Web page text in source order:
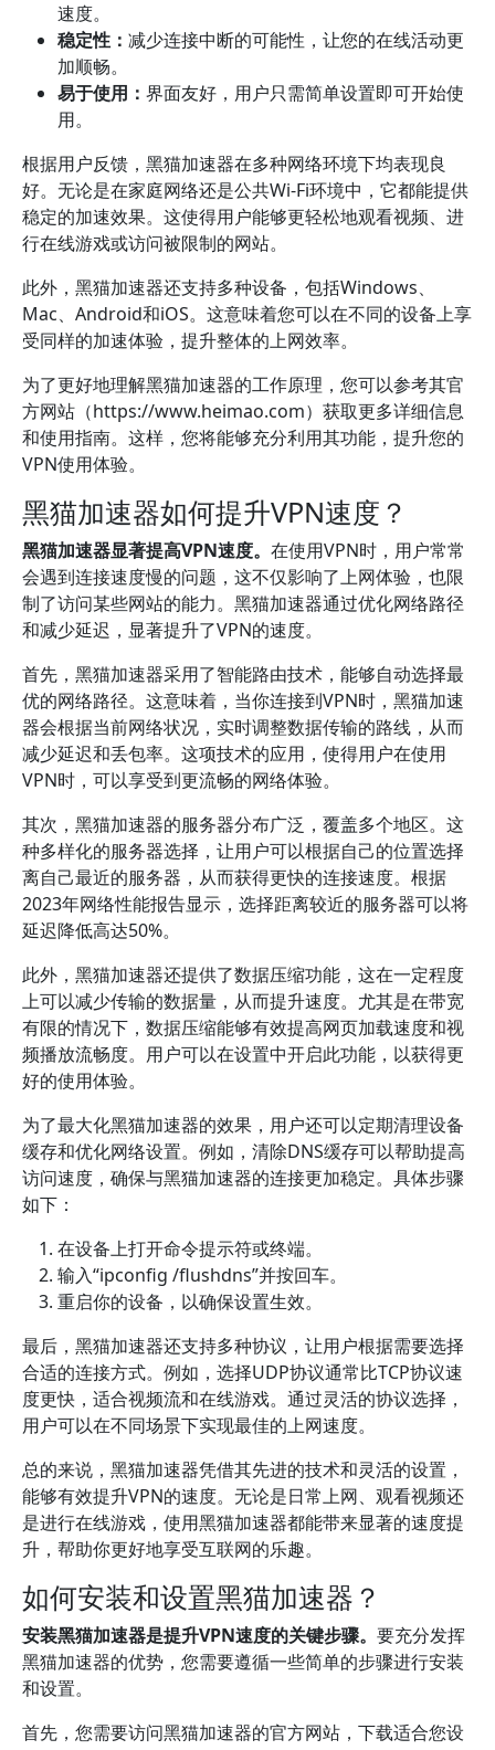
速度。
稳定性： 减少连接中断的可能性，让您的在线活动更
加顺畅。
易于使用： 界面友好，用户只需简单设置即可开始使
用。
根据用户反馈，黑猫加速器在多种网络环境下均表现良
好。无论是在家庭网络还是公共Wi-Fi环境中，它都能提供
稳定的加速效果。这使得用户能够更轻松地观看视频、进
行在线游戏或访问被限制的网站。
此外，黑猫加速器还支持多种设备，包括Windows、
Mac、Android和iOS。这意味着您可以在不同的设备上享
受同样的加速体验，提升整体的上网效率。
为了更好地理解黑猫加速器的工作原理，您可以参考其官
方网站（https://www.heimao.com）获取更多详细信息
和使用指南。这样，您将能够充分利用其功能，提升您的
VPN使用体验。
黑猫加速器如何提升VPN速度？
黑猫加速器显著提高VPN速度。 在使用VPN时，用户常常
会遇到连接速度慢的问题，这不仅影响了上网体验，也限
制了访问某些网站的能力。黑猫加速器通过优化网络路径
和减少延迟，显著提升了VPN的速度。
首先，黑猫加速器采用了智能路由技术，能够自动选择最
优的网络路径。这意味着，当你连接到VPN时，黑猫加速
器会根据当前网络状况，实时调整数据传输的路线，从而
减少延迟和丢包率。这项技术的应用，使得用户在使用
VPN时，可以享受到更流畅的网络体验。
其次，黑猫加速器的服务器分布广泛，覆盖多个地区。这
种多样化的服务器选择，让用户可以根据自己的位置选择
离自己最近的服务器，从而获得更快的连接速度。根据
2023年网络性能报告显示，选择距离较近的服务器可以将
延迟降低高达50%。
此外，黑猫加速器还提供了数据压缩功能，这在一定程度
上可以减少传输的数据量，从而提升速度。尤其是在带宽
有限的情况下，数据压缩能够有效提高网页加载速度和视
频播放流畅度。用户可以在设置中开启此功能，以获得更
好的使用体验。
为了最大化黑猫加速器的效果，用户还可以定期清理设备
缓存和优化网络设置。例如，清除DNS缓存可以帮助提高
访问速度，确保与黑猫加速器的连接更加稳定。具体步骤
如下：
在设备上打开命令提示符或终端。
输入“ipconfig /flushdns”并按回车。
重启你的设备，以确保设置生效。
最后，黑猫加速器还支持多种协议，让用户根据需要选择
合适的连接方式。例如，选择UDP协议通常比TCP协议速
度更快，适合视频流和在线游戏。通过灵活的协议选择，
用户可以在不同场景下实现最佳的上网速度。
总的来说，黑猫加速器凭借其先进的技术和灵活的设置，
能够有效提升VPN的速度。无论是日常上网、观看视频还
是进行在线游戏，使用黑猫加速器都能带来显著的速度提
升，帮助你更好地享受互联网的乐趣。
如何安装和设置黑猫加速器？
安装黑猫加速器是提升VPN速度的关键步骤。 要充分发挥
黑猫加速器的优势，您需要遵循一些简单的步骤进行安装
和设置。
首先，您需要访问黑猫加速器的官方网站，下载适合您设